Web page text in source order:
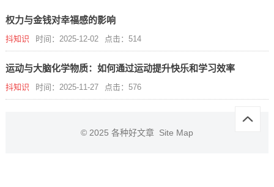
权力与金钱对幸福感的影响
抖知识 时间：2025-12-02 点击：514
运动与大脑化学物质：如何通过运动提升快乐和学习效率
抖知识 时间：2025-11-27 点击：576
© 2025 各种好文章 Site Map